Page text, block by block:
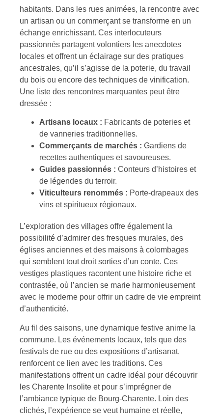
habitants. Dans les rues animées, la rencontre avec
un artisan ou un commerçant se transforme en un
échange enrichissant. Ces interlocuteurs
passionnés partagent volontiers les anecdotes
locales et offrent un éclairage sur des pratiques
ancestrales, qu’il s’agisse de la poterie, du travail
du bois ou encore des techniques de vinification.
Une liste des rencontres marquantes peut être
dressée :
Artisans locaux : Fabricants de poteries et
de vanneries traditionnelles.
Commerçants de marchés : Gardiens de
recettes authentiques et savoureuses.
Guides passionnés : Conteurs d’histoires et
de légendes du terroir.
Viticulteurs renommés : Porte-drapeaux des
vins et spiritueux régionaux.
L’exploration des villages offre également la
possibilité d’admirer des fresques murales, des
églises anciennes et des maisons à colombages
qui semblent tout droit sorties d’un conte. Ces
vestiges plastiques racontent une histoire riche et
contrastée, où l’ancien se marie harmonieusement
avec le moderne pour offrir un cadre de vie empreint
d’authenticité.
Au fil des saisons, une dynamique festive anime la
commune. Les événements locaux, tels que des
festivals de rue ou des expositions d’artisanat,
renforcent ce lien avec les traditions. Ces
manifestations offrent un cadre idéal pour découvrir
les Charente Insolite et pour s’imprégner de
l’ambiance typique de Bourg-Charente. Loin des
clichés, l’expérience se veut humaine et réelle,